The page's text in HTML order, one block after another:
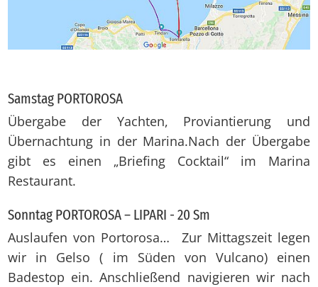
Samstag PORTOROSA
Übergabe der Yachten, Proviantierung und
Übernachtung in der Marina.Nach der Übergabe
gibt es einen „Briefing Cocktail“ im Marina
Restaurant.
Sonntag PORTOROSA – LIPARI - 20 Sm
Auslaufen von Portorosa… Zur Mittagszeit legen
wir in Gelso ( im Süden von Vulcano) einen
Badestop ein. Anschließend navigieren wir nach